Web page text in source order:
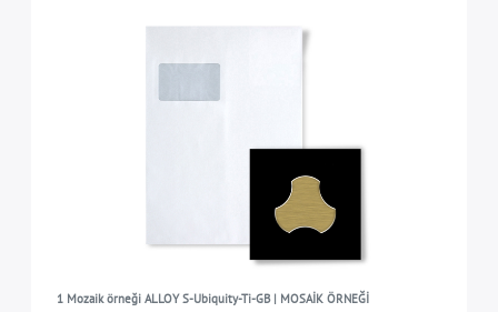
1 Mozaik örneği ALLOY S-Ubiquity-Ti-GB | MOSAİK ÖRNEĞİ